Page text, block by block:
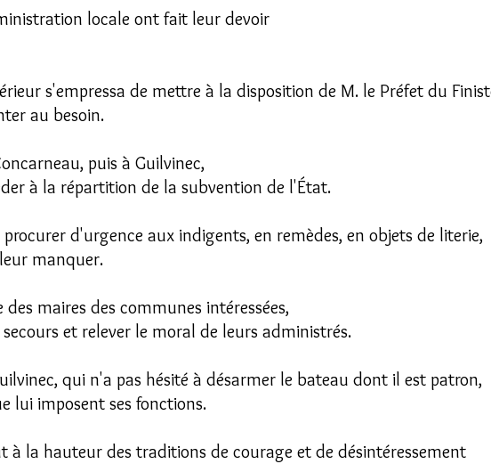
locale ont fait leur devoir
s'empressa de mettre à la disposition de M. le Préfet du
au besoin.
puis à Guilvinec,
à la répartition de la subvention de l'État.
d'urgence aux indigents, en remèdes, en objets de literie,
manquer.
maires des communes intéressées,
et relever le moral de leurs administrés.
qui n'a pas hésité à désarmer le bateau dont il est patron,
lui imposent ses fonctions.
à la hauteur des traditions de courage et de désintéressement